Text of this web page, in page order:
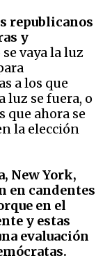
republicanos
y
vaya la luz
a los que
luz se fuera, o
que ahora se
la elección
New York,
en candentes
en el
y estas
evaluación